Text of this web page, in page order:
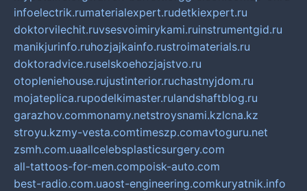
infoelectrik.rumaterialexpert.rudetkiexpert.ru
doktorvilechit.ruvsesvoimirykami.ruinstrumentgid.ru
manikjurinfo.ruhozjajkainfo.rustroimaterials.ru
doktoradvice.ruselskoehozjajstvo.ru
otopleniehouse.rujustinterior.ruchastnyjdom.ru
mojateplica.rupodelkimaster.rulandshaftblog.ru
garazhov.commonamy.netstroysnami.kzlcna.kz
stroyu.kzmy-vesta.comtimeszp.comavtoguru.net
zsmh.com.uaallcelebsplasticsurgery.com
all-tattoos-for-men.compoisk-auto.com
best-radio.com.uaost-engineering.comkuryatnik.info